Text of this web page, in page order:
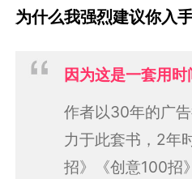
为什么我强烈建议你入
因为这是一套用时
作者以30年的广
力于此套书，2年
招》《创意100招